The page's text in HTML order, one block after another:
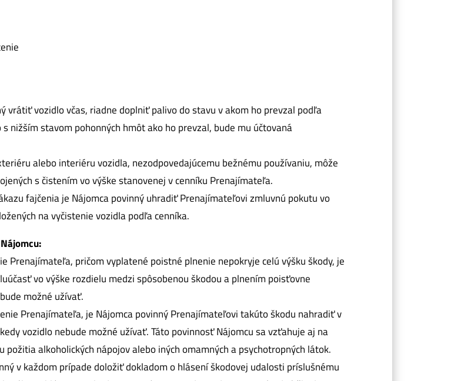
vrátiť vozidlo včas, riadne doplniť palivo do stavu v akom ho prevzal podľa
nižším stavom pohonných hmôt ako ho prevzal, bude mu účtovaná
alebo interiéru vozidla, nezodpovedajúcemu bežnému používaniu, môže
s čistením vo výške stanovenej v cenníku Prenajímateľa.
fajčenia je Nájomca povinný uhradiť Prenajímateľovi zmluvnú pokutu vo
na vyčistenie vozidla podľa cenníka.
Prenajímateľa, pričom vyplatené poistné plnenie nepokryje celú výšku škody, je
vo výške rozdielu medzi spôsobenou škodou a plnením poisťovne
možné užívať.
Prenajímateľa, je Nájomca povinný Prenajímateľovi takúto škodu nahradiť v
vozidlo nebude možné užívať. Táto povinnosť Nájomcu sa vzťahuje aj na
alkoholických nápojov alebo iných omamných a psychotropných látok.
v každom prípade doložiť dokladom o hlásení škodovej udalosti príslušnému